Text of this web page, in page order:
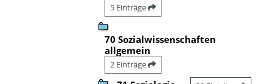
5 Einträge
70 Sozialwissenschaften
allgemein
2 Einträge